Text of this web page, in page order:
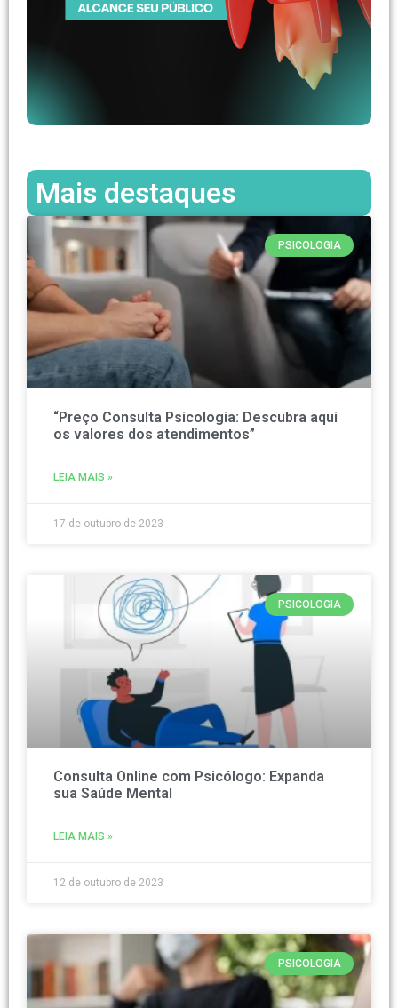
Mais destaques
PSICOLOGIA
“Preço Consulta Psicologia: Descubra aqui
os valores dos atendimentos”
LEIA MAIS »
17 de outubro de 2023
PSICOLOGIA
Consulta Online com Psicólogo: Expanda
sua Saúde Mental
LEIA MAIS »
12 de outubro de 2023
PSICOLOGIA